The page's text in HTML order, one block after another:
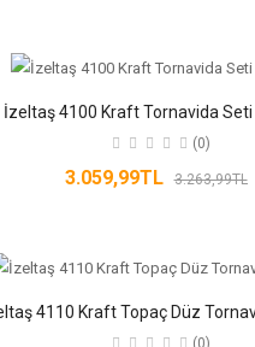
İzeltaş 4100 Kraft Tornavida Seti
(0)
3.059,99TL 3.263,99TL
4110 Kraft Topaç Düz
(0)